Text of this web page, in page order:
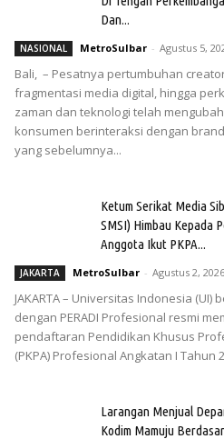
Dan...
NASIONAL MetroSulbar - Agustus 5,
Bali, – Pesatnya pertumbuhan
fragmentasi media digital, hingga
zaman dan teknologi telah
konsumen berinteraksi dengan
yang sebelumnya...
Ketum Serikat Media
SMSI) Himbau Kepada
Anggota Ikut PKPA...
JAKARTA MetroSulbar - Agustus 2, 2026
JAKARTA – Universitas Indonesia (UI)
dengan PERADI Profesional resmi
pendaftaran Pendidikan Khusus
(PKPA) Profesional Angkatan I Tahun
Larangan Menjual
Kodim Mamuju